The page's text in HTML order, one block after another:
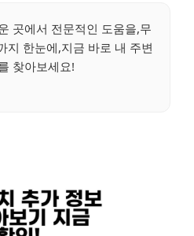
곳에서 전문적인 도움을,무
지 한눈에,지금 바로 내 주변
찾아보세요!